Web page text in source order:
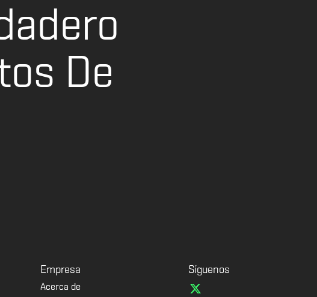
De
Empresa
Acerca de
Síguenos